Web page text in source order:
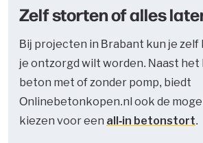
Zelf storten of alles
Bij projecten in Brabant kun je zelf
je ontzorgd wilt worden. Naast het
beton met of zonder pomp, biedt
Onlinebetonkopen.nl ook de
kiezen voor een all-in betonstort.